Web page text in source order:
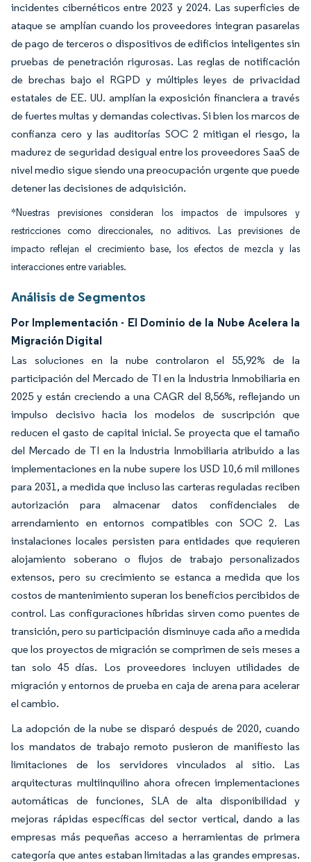
incidentes cibernéticos entre 2023 y 2024. Las superficies de
ataque se amplían cuando los proveedores integran pasarelas
de pago de terceros o dispositivos de edificios inteligentes sin
pruebas de penetración rigurosas. Las reglas de notificación
de brechas bajo el RGPD y múltiples leyes de privacidad
estatales de EE. UU. amplían la exposición financiera a través
de fuertes multas y demandas colectivas. Si bien los marcos de
confianza cero y las auditorías SOC 2 mitigan el riesgo, la
madurez de seguridad desigual entre los proveedores SaaS de
nivel medio sigue siendo una preocupación urgente que puede
detener las decisiones de adquisición.
*Nuestras previsiones consideran los impactos de impulsores y
restricciones como direccionales, no aditivos. Las previsiones de
impacto reflejan el crecimiento base, los efectos de mezcla y las
interacciones entre variables.
Análisis de Segmentos
Por Implementación - El Dominio de la Nube Acelera la
Migración Digital
Las soluciones en la nube controlaron el 55,92% de la
participación del Mercado de TI en la Industria Inmobiliaria en
2025 y están creciendo a una CAGR del 8,56%, reflejando un
impulso decisivo hacia los modelos de suscripción que
reducen el gasto de capital inicial. Se proyecta que el tamaño
del Mercado de TI en la Industria Inmobiliaria atribuido a las
implementaciones en la nube supere los USD 10,6 mil millones
para 2031, a medida que incluso las carteras reguladas reciben
autorización para almacenar datos confidenciales de
arrendamiento en entornos compatibles con SOC 2. Las
instalaciones locales persisten para entidades que requieren
alojamiento soberano o flujos de trabajo personalizados
extensos, pero su crecimiento se estanca a medida que los
costos de mantenimiento superan los beneficios percibidos de
control. Las configuraciones híbridas sirven como puentes de
transición, pero su participación disminuye cada año a medida
que los proyectos de migración se comprimen de seis meses a
tan solo 45 días. Los proveedores incluyen utilidades de
migración y entornos de prueba en caja de arena para acelerar
el cambio.
La adopción de la nube se disparó después de 2020, cuando
los mandatos de trabajo remoto pusieron de manifiesto las
limitaciones de los servidores vinculados al sitio. Las
arquitecturas multiinquilino ahora ofrecen implementaciones
automáticas de funciones, SLA de alta disponibilidad y
mejoras rápidas específicas del sector vertical, dando a las
empresas más pequeñas acceso a herramientas de primera
categoría que antes estaban limitadas a las grandes empresas.